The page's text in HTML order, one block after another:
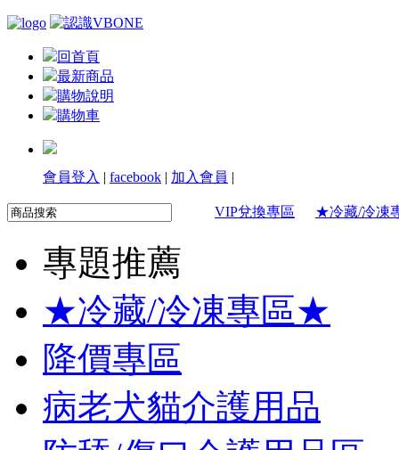
回首頁
最新商品
購物說明
購物車
會員登入 | facebook | 加入會員 |
VIP兌換專區 ★冷藏/冷凍
專題推薦
★冷藏/冷凍專區★
降價專區
病老犬貓介護用品